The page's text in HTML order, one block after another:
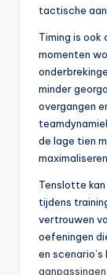
tactische
Timing is
momenten
minder
overgangen
de lage tien
maximaliseren.
Tenslotte
tijdens
vertrouwen
oefeningen
en